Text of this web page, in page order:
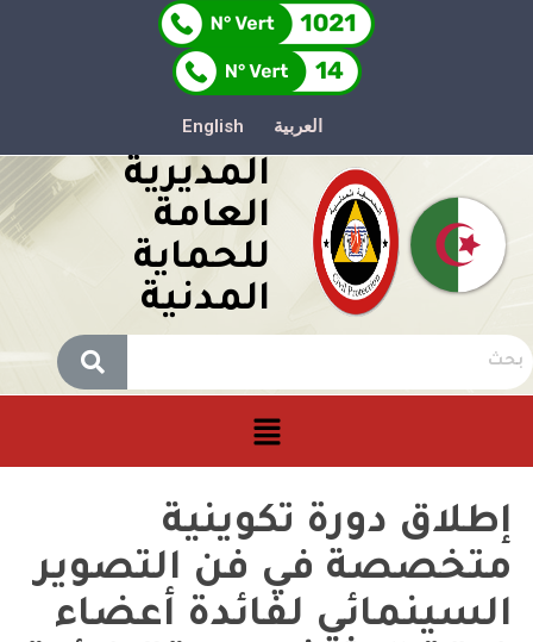
العربية English
المديرية
العامة
للحماية
المدنية
إطلاق دورة تكوينية
متخصصة في فن التصوير
السينمائي لفائدة أعضاء